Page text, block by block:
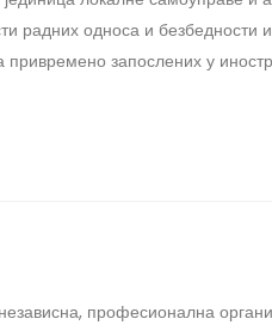
радних односа и
запослених у
професионална